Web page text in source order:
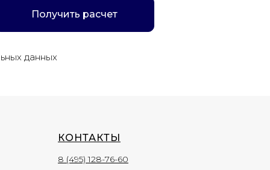
Получить расчет
данных
КОНТАКТЫ
8 (495) 128-76-60